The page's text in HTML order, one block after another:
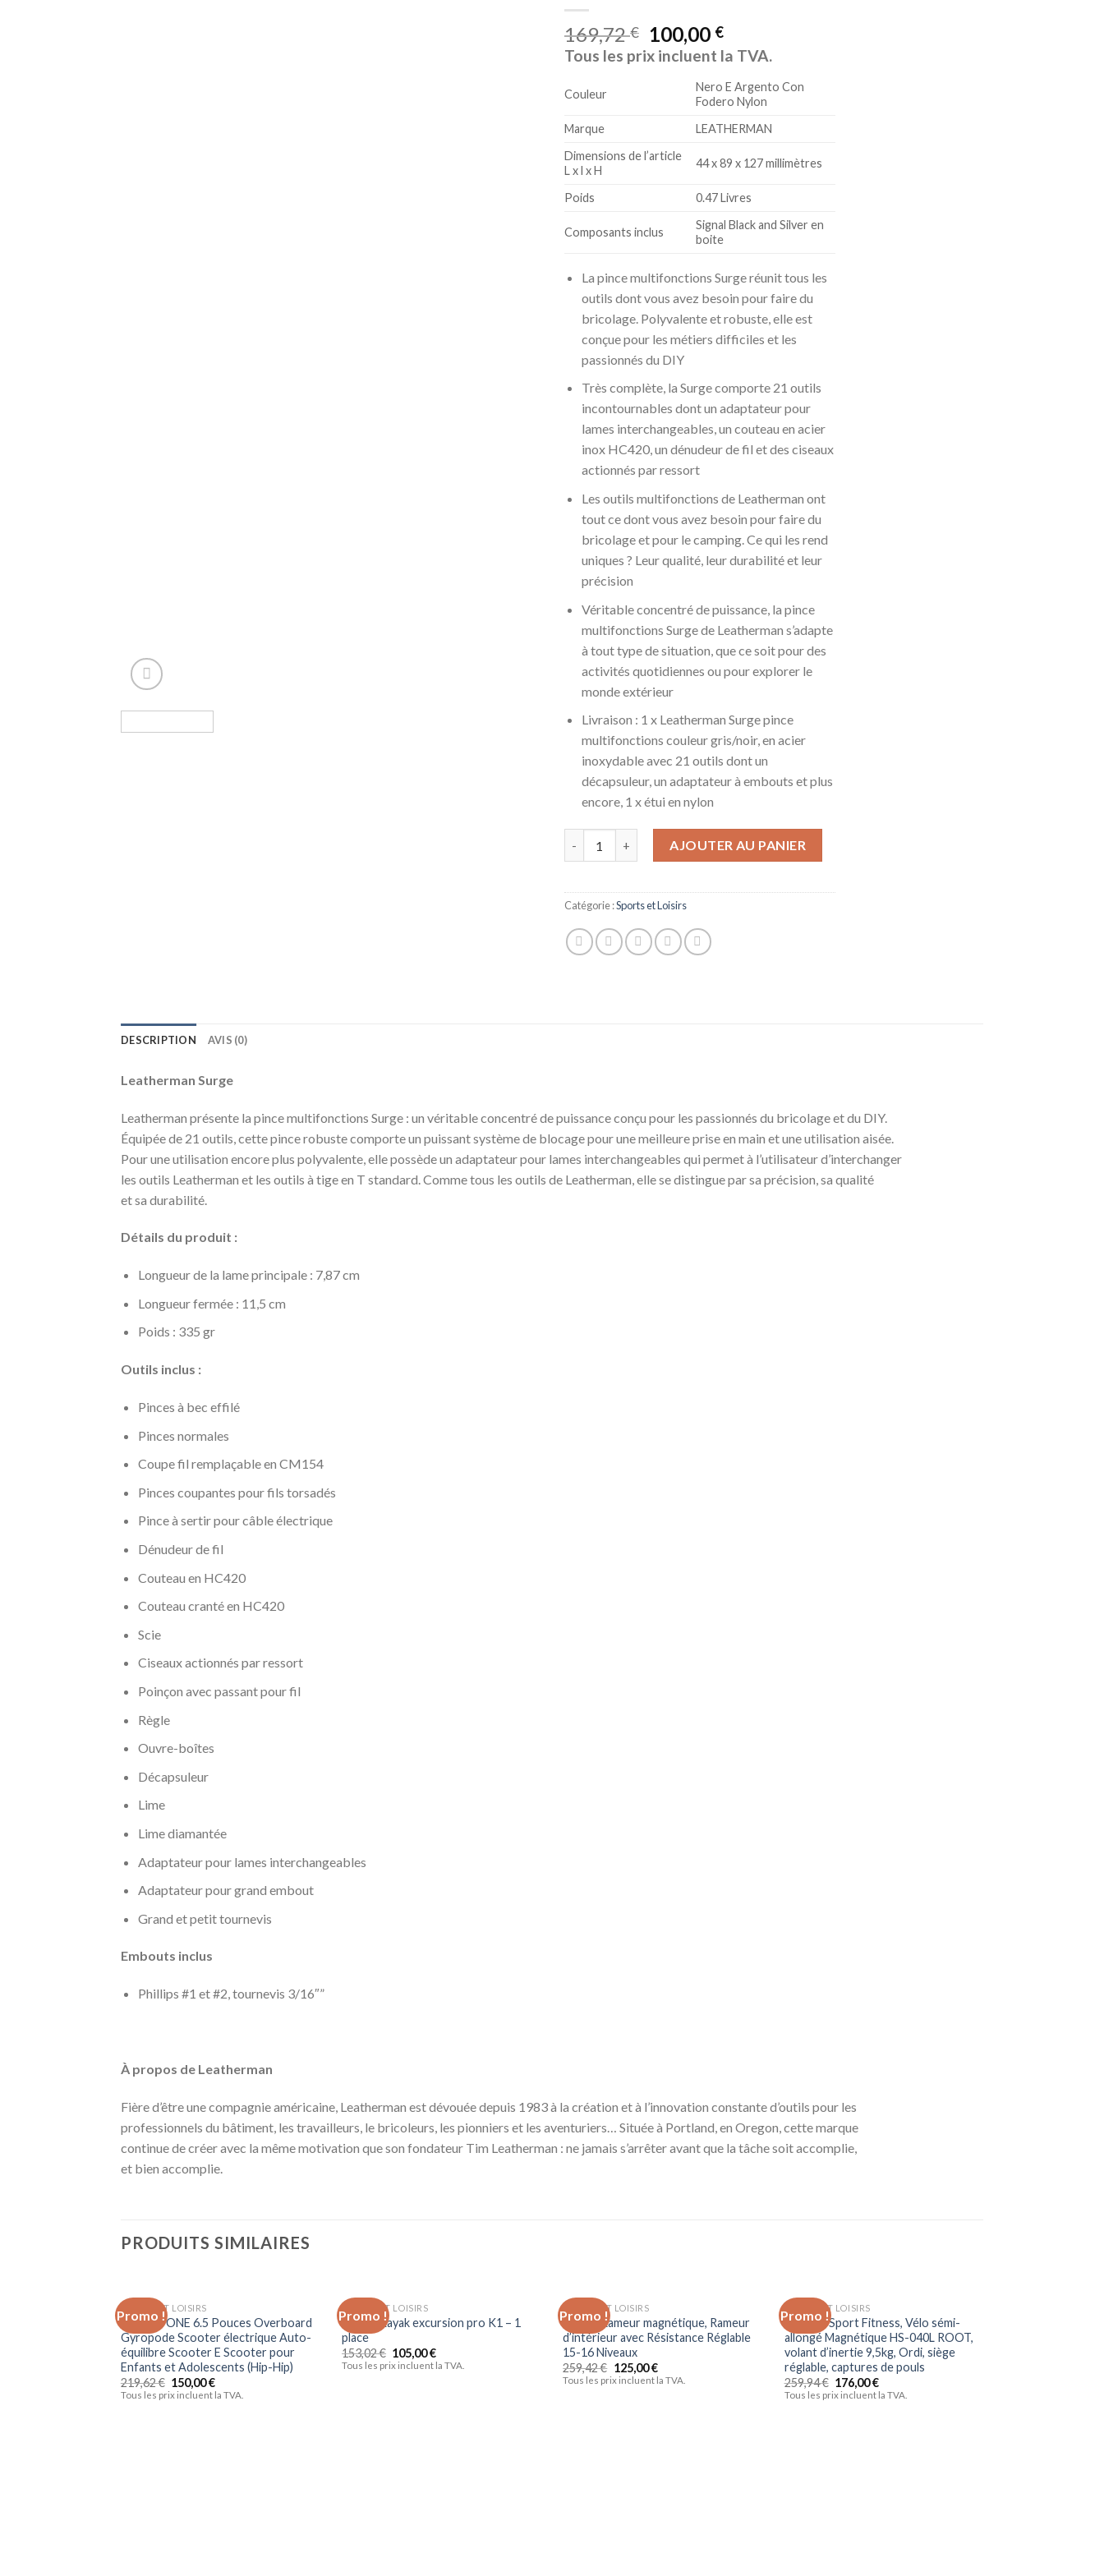
169,72€ 100,00 €
Tous les prix incluent la TVA.
Couleur
Nero E Argento Con
Fodero Nylon
Marque
LEATHERMAN
Dimensions de l’article
L x l x H
44 x 89 x 127 millimètres
Poids 0.47 Livres
Composants inclus
Signal Black and Silver en
boite
La pince multifonctions Surge réunit tous les
outils dont vous avez besoin pour faire du
bricolage. Polyvalente et robuste, elle est
conçue pour les métiers difficiles et les
passionnés du DIY
Très complète, la Surge comporte 21 outils
incontournables dont un adaptateur pour
lames interchangeables, un couteau en acier
inox HC420, un dénudeur de fil et des ciseaux
actionnés par ressort
Les outils multifonctions de Leatherman ont
tout ce dont vous avez besoin pour faire du
bricolage et pour le camping. Ce qui les rend
uniques ? Leur qualité, leur durabilité et leur
précision
Véritable concentré de puissance, la pince
multifonctions Surge de Leatherman s’adapte
à tout type de situation, que ce soit pour des
activités quotidiennes ou pour explorer le
monde extérieur
Livraison : 1 x Leatherman Surge pince
multifonctions couleur gris/noir, en acier
inoxydable avec 21 outils dont un
décapsuleur, un adaptateur à embouts et plus
encore, 1 x étui en nylon
AJOUTER AU PANIER
Catégorie :Sports et Loisirs
DESCRIPTION AVIS (0)
Leatherman Surge
Leatherman présente la pince multifonctions Surge : un véritable concentré de puissance conçu pour les passionnés du bricolage et du DIY.
Équipée de 21 outils, cette pince robuste comporte un puissant système de blocage pour une meilleure prise en main et une utilisation aisée.
Pour une utilisation encore plus polyvalente, elle possède un adaptateur pour lames interchangeables qui permet à l’utilisateur d’interchanger
les outils Leatherman et les outils à tige en T standard. Comme tous les outils de Leatherman, elle se distingue par sa précision, sa qualité
et sa durabilité.
Détails du produit :
Longueur de la lame principale : 7,87 cm
Longueur fermée : 11,5 cm
Poids : 335 gr
Outils inclus :
Pinces à bec effilé
Pinces normales
Coupe fil remplaçable en CM154
Pinces coupantes pour fils torsadés
Pince à sertir pour câble électrique
Dénudeur de fil
Couteau en HC420
Couteau cranté en HC420
Scie
Ciseaux actionnés par ressort
Poinçon avec passant pour fil
Règle
Ouvre-boîtes
Décapsuleur
Lime
Lime diamantée
Adaptateur pour lames interchangeables
Adaptateur pour grand embout
Grand et petit tournevis
Embouts inclus
Phillips #1 et #2, tournevis 3/16″”
À propos de Leatherman
Fière d’être une compagnie américaine, Leatherman est dévouée depuis 1983 à la création et à l’innovation constante d’outils pour les
professionnels du bâtiment, les travailleurs, le bricoleurs, les pionniers et les aventuriers… Située à Portland, en Oregon, cette marque
continue de créer avec la même motivation que son fondateur Tim Leatherman : ne jamais s’arrêter avant que la tâche soit accomplie,
et bien accomplie.
PRODUITS SIMILAIRES
Promo !
Ajouter
à la liste
d’envies
SPORTS ET LOISIRS
GEARSTONE 6.5 Pouces Overboard
Gyropode Scooter électrique Auto-
équilibre Scooter E Scooter pour
Enfants et Adolescents (Hip-Hip)
219,62€ 150,00€
Tous les prix incluent la TVA.
Promo !
Ajouter
à la liste
SPORTS ET LOISIRS
INTEX Kayak excursion pro K1 – 1
place
153,02€ 105,00€
Tous les prix incluent la TVA.
Promo !
Ajouter
à la liste
d’envies
SPORTS ET LOISIRS
Dripex Rameur magnétique, Rameur
d’intérieur avec Résistance Réglable
15-16 Niveaux
259,42€ 125,00€
Tous les prix incluent la TVA.
Promo !
Ajouter
à la liste
d’envies
SPORTS ET LOISIRS
HS Hop-Sport Fitness, Vélo sémi-
allongé Magnétique HS-040L ROOT,
volant d’inertie 9,5kg, Ordi, siège
réglable, captures de pouls
259,94€ 176,00€
Tous les prix incluent la TVA.